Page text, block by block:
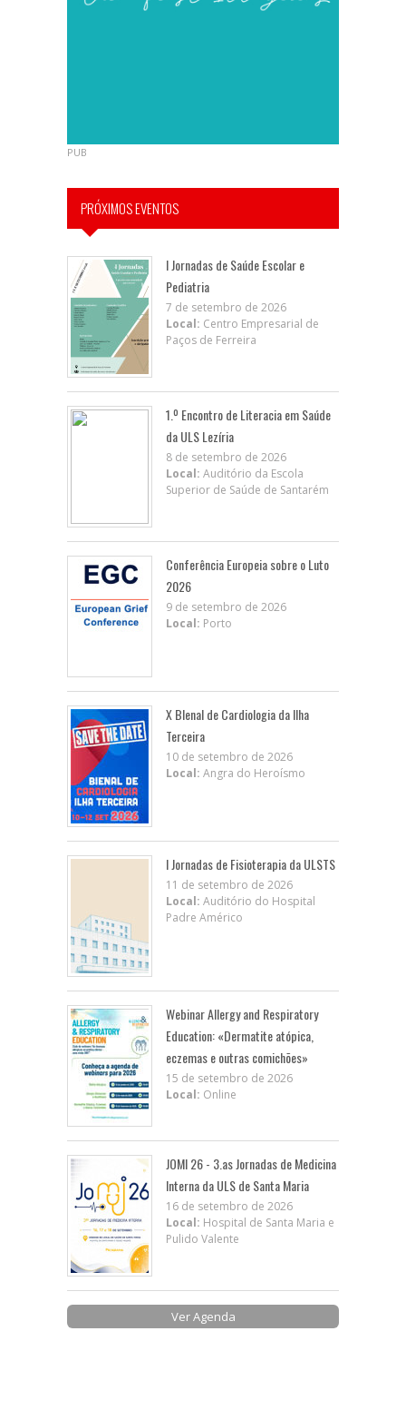
PUB
PRÓXIMOS EVENTOS
I Jornadas de Saúde Escolar e
Pediatria
7 de setembro de 2026
Local: Centro Empresarial de
Paços de Ferreira
1.º Encontro de Literacia em Saúde
da ULS Lezíria
8 de setembro de 2026
Local: Auditório da Escola
Superior de Saúde de Santarém
Conferência Europeia sobre o Luto
2026
9 de setembro de 2026
Local: Porto
X BIenal de Cardiologia da Ilha
Terceira
10 de setembro de 2026
Local: Angra do Heroísmo
I Jornadas de Fisioterapia da ULSTS
11 de setembro de 2026
Local: Auditório do Hospital
Padre Américo
Webinar Allergy and Respiratory
Education: «Dermatite atópica,
eczemas e outras comichões»
15 de setembro de 2026
Local: Online
JOMI 26 - 3.as Jornadas de Medicina
Interna da ULS de Santa Maria
16 de setembro de 2026
Local: Hospital de Santa Maria e
Pulido Valente
Ver Agenda